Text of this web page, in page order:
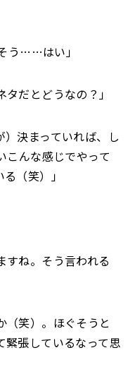
う……はい」
タだとどうなの？」
）決まっていれば、し
こんな感じでやって
（笑）」
すね。そう言われる
（笑）。ほぐそうと
緊張しているなって思